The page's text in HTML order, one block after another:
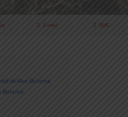
E-mail SMS
de New Balance
Balance